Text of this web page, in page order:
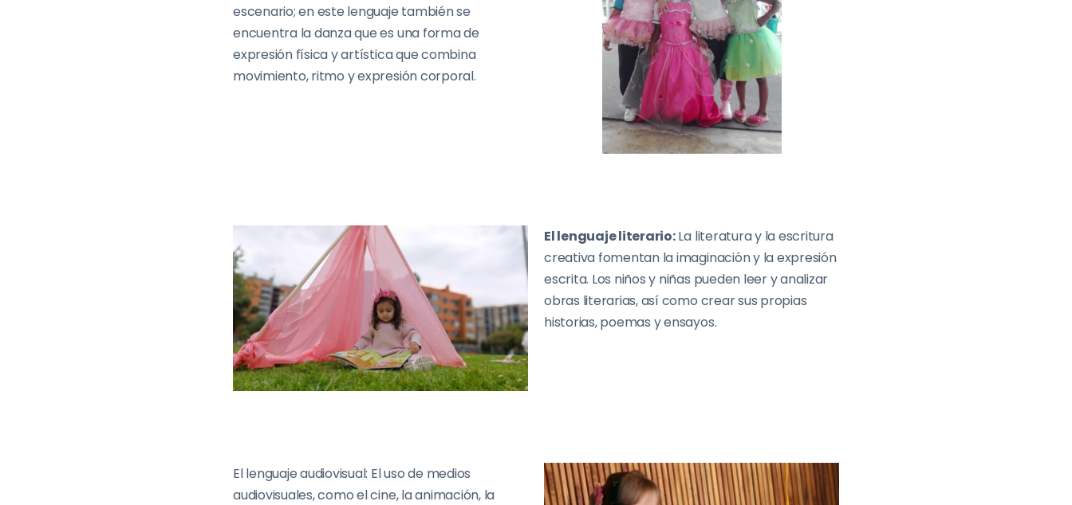
escenario; en este lenguaje también se
encuentra la danza que es una forma de
expresión física y artística que combina
movimiento, ritmo y expresión corporal.
El lenguaje literario:La literatura y la escritura
creativa fomentan la imaginación y la expresión
escrita. Los niños y niñas pueden leer y analizar
obras literarias, así como crear sus propias
historias, poemas y ensayos.
El lenguaje audiovisual: El uso de medios
audiovisuales, como el cine, la animación, la